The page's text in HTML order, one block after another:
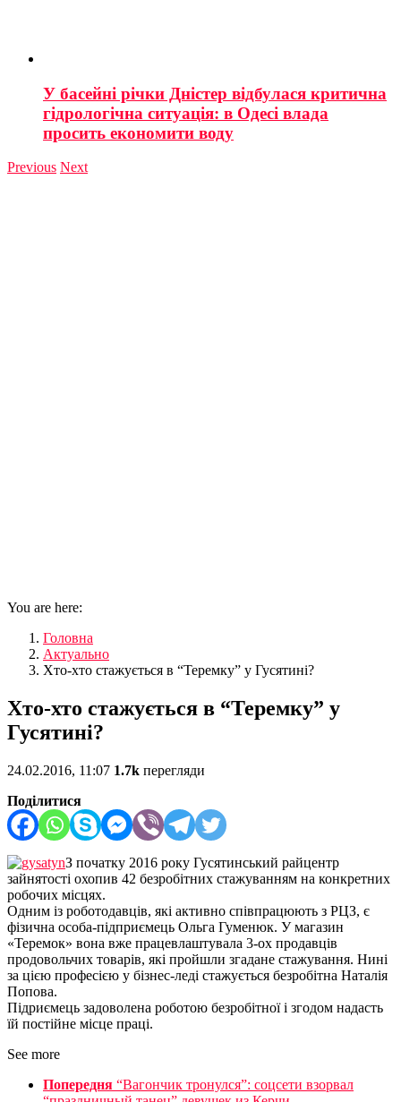
У басейні річки Дністер відбулася критична
гідрологічна ситуація: в Одесі влада
просить економити воду
Previous Next
You are here:
Головна
Актуально
Хто-хто стажується в “Теремку” у Гусятині?
Хто-хто стажується в “Теремку” у
Гусятині?
24.02.2016, 11:07 1.7k перегляди
Поділитися
З початку 2016 року Гусятинський райцентр
зайнятості охопив 42 безробітних стажуванням на конкретних
робочих місцях.
Одним із роботодавців, які активно співпрацюють з РЦЗ, є
фізична особа-підприємець Ольга Гуменюк. У магазин
«Теремок» вона вже працевлаштувала 3-ох продавців
продовольчих товарів, які пройшли згадане стажування. Нині
за цією професією у бізнес-леді стажується безробітна Наталія
Попова.
Підриємець задоволена роботою безробітної і згодом надасть
їй постійне місце праці.
See more
Попередня “Вагончик тронулся”: соцсети взорвал